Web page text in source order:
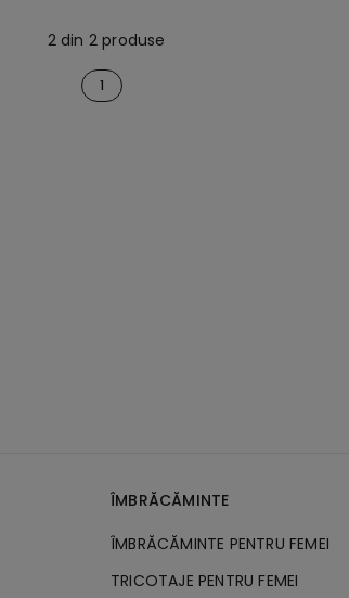
2 din 2 produse
1
ÎMBRĂCĂMINTE
ÎMBRĂCĂMINTE PENTRU FEMEI
TRICOTAJE PENTRU FEMEI